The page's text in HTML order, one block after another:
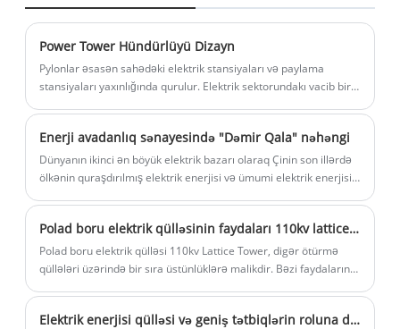
edir. Elmi dizayn, yüksək keyfiyyətli
materiallar və incə emalı və istehsal
prosesləri, struktur gücü, metal saat
qülləsinin estetikası vasitəsilə təmin edilə
bilər.
Power Tower Hündürlüyü Dizayn
Pylonlar əsasən sahədəki elektrik stansiyaları və paylama
stansiyaları yaxınlığında qurulur. Elektrik sektorundakı vacib bir
Enerji avadanlıq sənayesində "Dəmir Qala" nəhəngi
Dünyanın ikinci ən böyük elektrik bazarı olaraq Çinin son illərdə
ölkənin quraşdırılmış elektrik enerjisi və ümumi elektrik enerjisi
Polad boru elektrik qülləsinin faydaları 110kv lattice qülləsi
Polad boru elektrik qülləsi 110kv Lattice Tower, digər ötürmə
qüllələri üzərində bir sıra üstünlüklərə malikdir. Bəzi faydalarına
Elektrik enerjisi qülləsi və geniş tətbiqlərin roluna dair ətraflı giriş